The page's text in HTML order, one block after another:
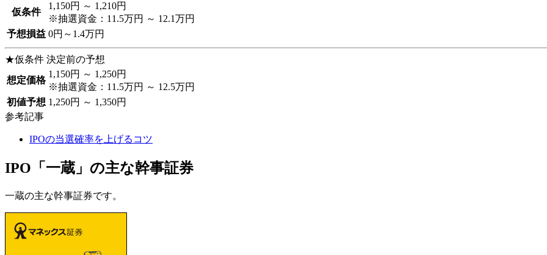
仮条件
1,150円 ～ 1,210円
※抽選資金：11.5万円 ～ 12.1万円
予想損益 0円～1.4万円
★仮条件 決定前の予想
想定価格
1,150円 ～ 1,250円
※抽選資金：11.5万円 ～ 12.5万円
初値予想 1,250円 ～ 1,350円
参考記事
IPOの当選確率を上げるコツ
IPO「一蔵」の主な幹事証券
一蔵の主な幹事証券です。